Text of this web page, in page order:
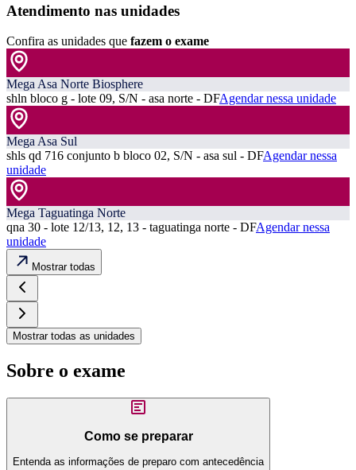
Atendimento nas unidades
Confira as unidades que fazem o exame
Mega Asa Norte Biosphere
shln bloco g - lote 09, S/N - asa norte - DFAgendar nessa unidade
Mega Asa Sul
shls qd 716 conjunto b bloco 02, S/N - asa sul - DFAgendar nessa
unidade
Mega Taguatinga Norte
qna 30 - lote 12/13, 12, 13 - taguatinga norte - DFAgendar nessa
unidade
Mostrar todas
Mostrar todas as unidades
Sobre o exame
Como se preparar
Entenda as informações de preparo com antecedência